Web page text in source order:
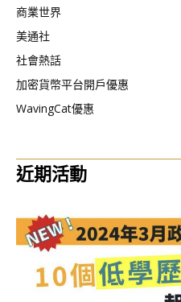
商業世界
美通社
社會熱話
加密貨幣平台開戶優惠
WavingCat優惠
近期活動